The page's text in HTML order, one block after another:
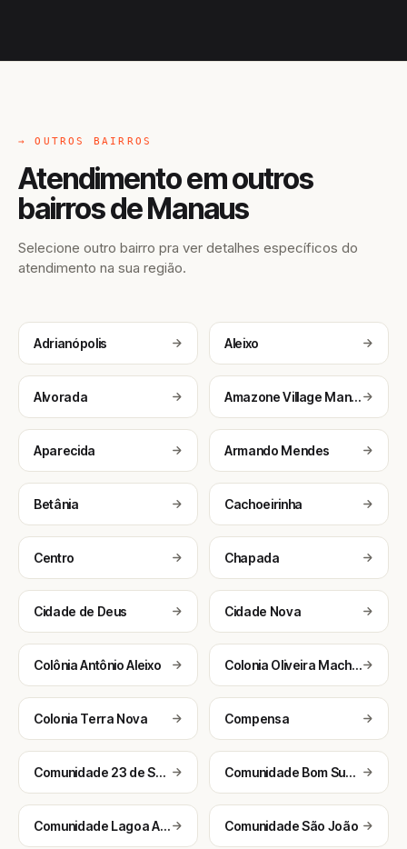
→ OUTROS BAIRROS
Atendimento em outros
bairros de Manaus
Selecione outro bairro pra ver detalhes específicos do
atendimento na sua região.
Adrianópolis Aleixo
Alvorada Amazone Village Manaus Brasil
Aparecida Armando Mendes
Betânia Cachoeirinha
Centro Chapada
Cidade de Deus Cidade Nova
Colônia Antônio Aleixo Colonia Oliveira Machado
Colonia Terra Nova Compensa
Comunidade 23 de Setembro Comunidade Bom Sucesso
Comunidade Lagoa Azul 2 Comunidade São João